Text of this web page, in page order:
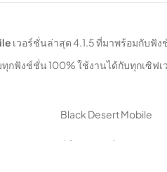
เวอร์ชั่นล่าสุด 4.1.5 ที่มาพร้อมกับฟัง
กฟังช์ชั่น 100% ใช้งานได้กับทุกเซิฟเ
Black Desert Mobile
4.1 และสูงกว่า